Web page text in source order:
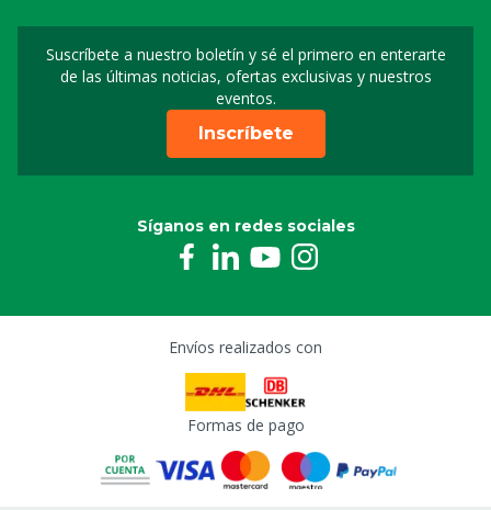
Suscríbete a nuestro boletín y sé el primero en enterarte
de las últimas noticias, ofertas exclusivas y nuestros
eventos.
Suscripción a nuestro
Inscríbete
Síganos en redes sociales
Envíos realizados con
Formas de pago